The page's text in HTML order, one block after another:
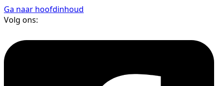
Ga naar hoofdinhoud
Volg ons: